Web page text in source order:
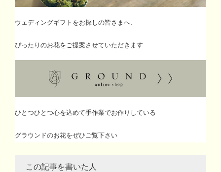
ウェディングギフトをお探しの皆さまへ、
ぴったりのお花をご提案させていただきます
ひとつひとつ心を込めて手作業でお作りしている
グラウンドのお花をぜひご覧下さい
この記事を書いた人